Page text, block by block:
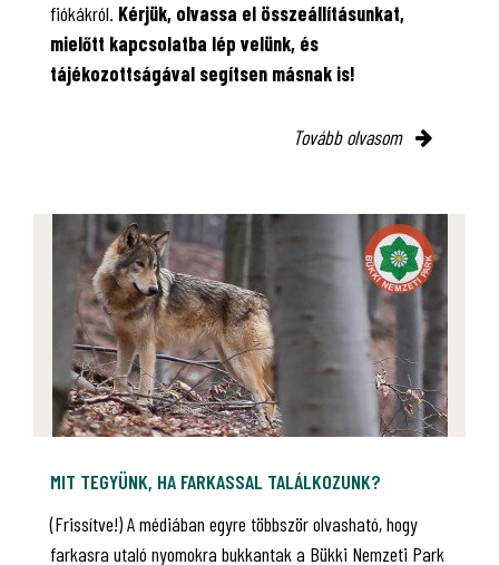
fiókákról. Kérjük, olvassa el összeállításunkat,
mielőtt kapcsolatba lép velünk, és
tájékozottságával segítsen másnak is!
Tovább olvasom
MIT TEGYÜNK, HA FARKASSAL TALÁLKOZUNK?
(Frissítve!) A médiában egyre többször olvasható, hogy
farkasra utaló nyomokra bukkantak a Bükki Nemzeti Park